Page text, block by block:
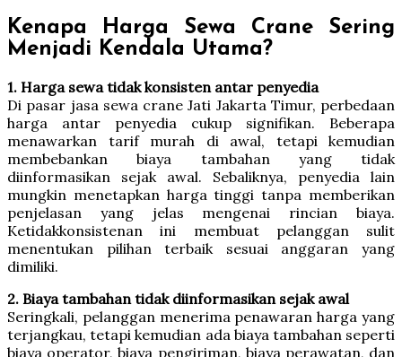
Kenapa Harga Sewa Crane Sering
Menjadi Kendala Utama?
1. Harga sewa tidak konsisten antar penyedia
Di pasar jasa sewa crane Jati Jakarta Timur, perbedaan
harga antar penyedia cukup signifikan. Beberapa
menawarkan tarif murah di awal, tetapi kemudian
membebankan biaya tambahan yang tidak
diinformasikan sejak awal. Sebaliknya, penyedia lain
mungkin menetapkan harga tinggi tanpa memberikan
penjelasan yang jelas mengenai rincian biaya.
Ketidakkonsistenan ini membuat pelanggan sulit
menentukan pilihan terbaik sesuai anggaran yang
dimiliki.
2. Biaya tambahan tidak diinformasikan sejak awal
Seringkali, pelanggan menerima penawaran harga yang
terjangkau, tetapi kemudian ada biaya tambahan seperti
biaya operator, biaya pengiriman, biaya perawatan, dan